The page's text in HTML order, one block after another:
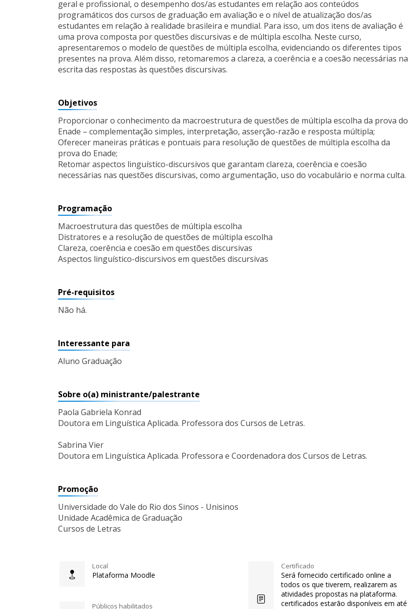
geral e profissional, o desempenho dos/as estudantes em relação aos conteúdos
programáticos dos cursos de graduação em avaliação e o nível de atualização dos/as
estudantes em relação à realidade brasileira e mundial. Para isso, um dos itens de avaliação é
uma prova composta por questões discursivas e de múltipla escolha. Neste curso,
apresentaremos o modelo de questões de múltipla escolha, evidenciando os diferentes tipos
presentes na prova. Além disso, retomaremos a clareza, a coerência e a coesão necessárias na
escrita das respostas às questões discursivas.
Objetivos
Proporcionar o conhecimento da macroestrutura de questões de múltipla escolha da prova do
Enade – complementação simples, interpretação, asserção-razão e resposta múltipla;
Oferecer maneiras práticas e pontuais para resolução de questões de múltipla escolha da
prova do Enade;
Retomar aspectos linguístico-discursivos que garantam clareza, coerência e coesão
necessárias nas questões discursivas, como argumentação, uso do vocabulário e norma culta.
Programação
Macroestrutura das questões de múltipla escolha
Distratores e a resolução de questões de múltipla escolha
Clareza, coerência e coesão em questões discursivas
Aspectos linguístico-discursivos em questões discursivas
Pré-requisitos
Não há.
Interessante para
Aluno Graduação
Sobre o(a) ministrante/palestrante
Paola Gabriela Konrad
Doutora em Linguística Aplicada. Professora dos Cursos de Letras.
Sabrina Vier
Doutora em Linguística Aplicada. Professora e Coordenadora dos Cursos de Letras.
Promoção
Universidade do Vale do Rio dos Sinos - Unisinos
Unidade Acadêmica de Graduação
Cursos de Letras
Local
Plataforma Moodle
Públicos habilitados
Certificado
Será fornecido certificado online a
todos os que tiverem, realizarem as
atividades propostas na plataforma.
certificados estarão disponíveis em até